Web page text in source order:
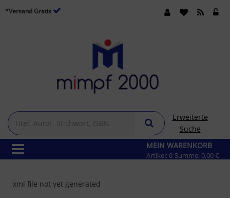
*Versand Gratis
Erweiterte
Suche
MEIN WARENKORB
Artikel: 0 Summe: 0,00 €
xml file not yet generated